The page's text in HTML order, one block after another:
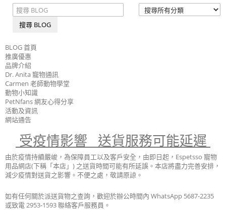
搜尋 BLOG
BLOG 首頁
推廣優惠
品牌介紹
Dr. Anita 寵物通訊
Carmen 老師動物學堂
動物小知識
PetNfans 網友心得分享
活動及資訊
網站通告
受疫情影響 送貨服務可能延遲
由於疫情持續嚴峻，為保障員工以及客戶安全，由即日起，Espetsso 寵物
用品網店(下稱「本店」) 之送貨時間可能有所延誤。本店將盡力完善安排，
減少疫情對送貨之影響。不便之處，敬請原諒。
如有任何關於派送貨物之查詢，歡迎於辦公時間內 WhatsApp 5687-2235
或致電 2953-1593 聯絡客戶服務員。